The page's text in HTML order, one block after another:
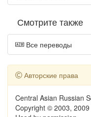
Смотрите также
Все переводы
Авторские права
Central Asian Russian
Copyright © 2003,